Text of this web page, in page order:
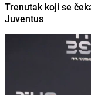
Trenutak koji se
Juventus